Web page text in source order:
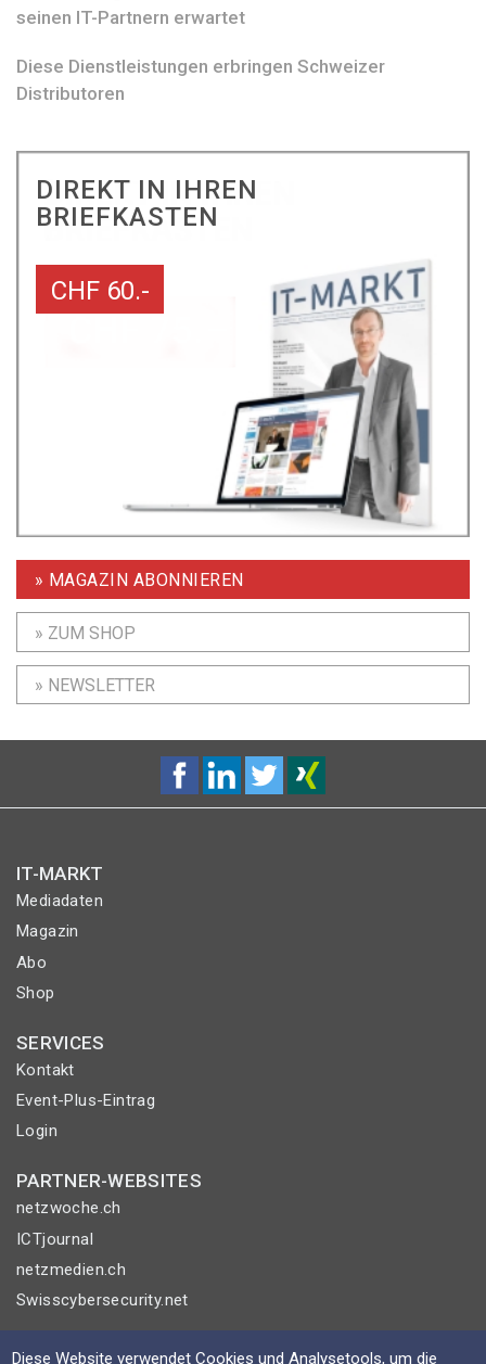
seinen IT-Partnern erwartet
Diese Dienstleistungen erbringen Schweizer
Distributoren
DIREKT IN IHREN
BRIEFKASTEN
CHF 60.-
» MAGAZIN ABONNIEREN
» ZUM SHOP
» NEWSLETTER
IT-MARKT
Mediadaten
Magazin
Abo
Shop
SERVICES
Kontakt
Event-Plus-Eintrag
Login
PARTNER-WEBSITES
netzwoche.ch
ICTjournal
netzmedien.ch
Swisscybersecurity.net
© NETZMEDIEN AG 2026
Diese Website verwendet Cookies und Analysetools, um die